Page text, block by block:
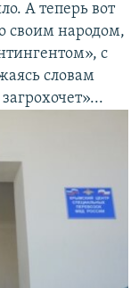
А теперь вот
своим народом,
с
словам